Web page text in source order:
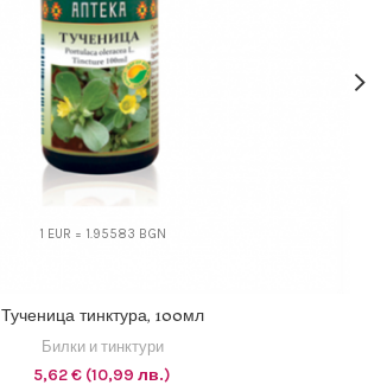
1 EUR = 1.95583 BGN
Тученица тинктура, 100мл
Билки и тинктури
5,62€ (10,99 лв.)